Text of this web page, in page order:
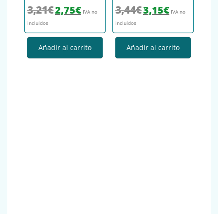
3,21€El precio original era: 3,21€.
2,75€El precio actual es: 2,75€.
IVA no
incluidos
Añadir al carrito
3,44€ El precio original era: 3,44€.
3,15€El precio actual
IVA no
incluidos
Añadir al carrito